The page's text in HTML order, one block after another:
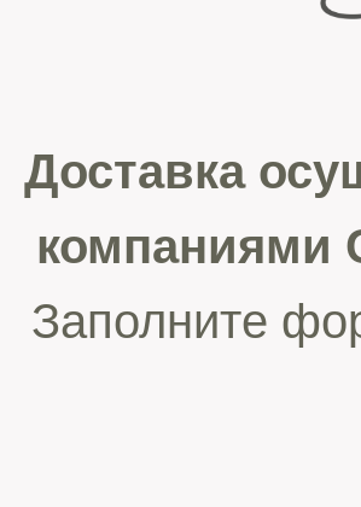
Доставка
Заполните